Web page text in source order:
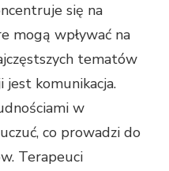
się na
mogą wpływać na
tematów
jest komunikacja.
w
co prowadzi do
Terapeuci